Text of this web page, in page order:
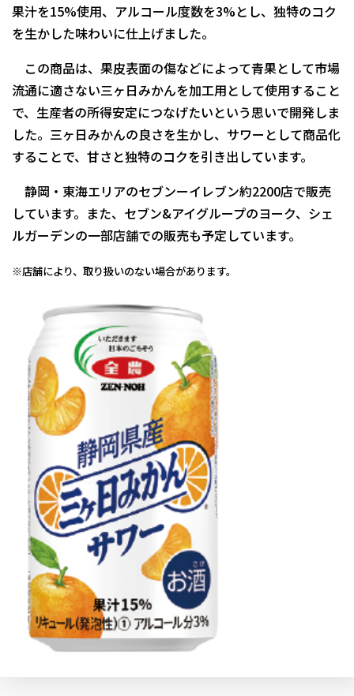
果汁を15%使用、アルコール度数を3%とし、独特のコク
を生かした味わいに仕上げました。
この商品は、果皮表面の傷などによって青果として市場
流通に適さない三ヶ日みかんを加工用として使用すること
で、生産者の所得安定につなげたいという思いで開発しま
した。三ヶ日みかんの良さを生かし、サワーとして商品化
することで、甘さと独特のコクを引き出しています。
静岡・東海エリアのセブンーイレブン約2200店で販売
しています。また、セブン&アイグループのヨーク、シェ
ルガーデンの一部店舗での販売も予定しています。
※店舗により、取り扱いのない場合があります。